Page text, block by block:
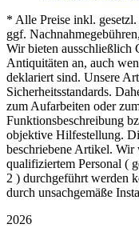
* Alle Preise inkl.
ggf.
Wir bieten ausschließlich
Antiquitäten an, auch
deklariert sind. Unsere
Sicherheitsstandards.
zum Aufarbeiten oder
Funktionsbeschreibung
objektive Hilfestellung.
beschriebene Artikel. Wir
qualifiziertem Personal (
2 ) durchgeführt werden
durch unsachgemäße
2026